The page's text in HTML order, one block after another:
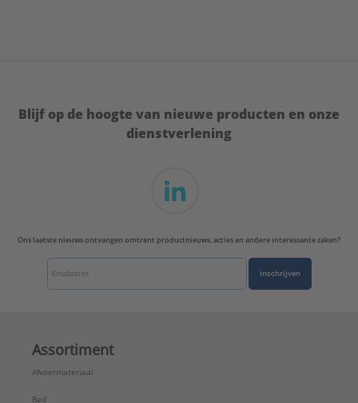
Blijf op de hoogte van nieuwe producten en onze
dienstverlening
Ons laatste nieuws ontvangen omtrent productnieuws, acties en andere interessante zaken?
Inschrijven
Assortiment
Afvoermateriaal
Bad